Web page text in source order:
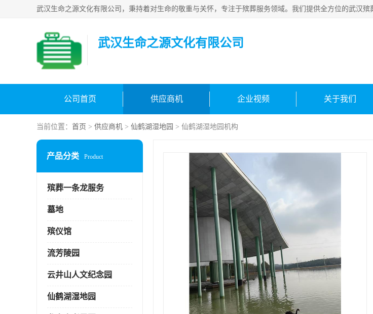
武汉生命之源文化有限公司
公司首页 供应商机 企业视频 关于我们
当前位置： 首页 > 供应商机 > 仙鹤湖湿地园 > 仙鹤湖湿地园机构
产品分类 Product
殡葬一条龙服务
墓地
殡仪馆
流芳陵园
云井山人文纪念园
仙鹤湖湿地园